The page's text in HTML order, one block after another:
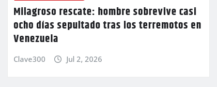
Milagroso rescate: hombre sobrevive casi
ocho días sepultado tras los terremotos en
Venezuela
Clave300 Jul 2, 2026